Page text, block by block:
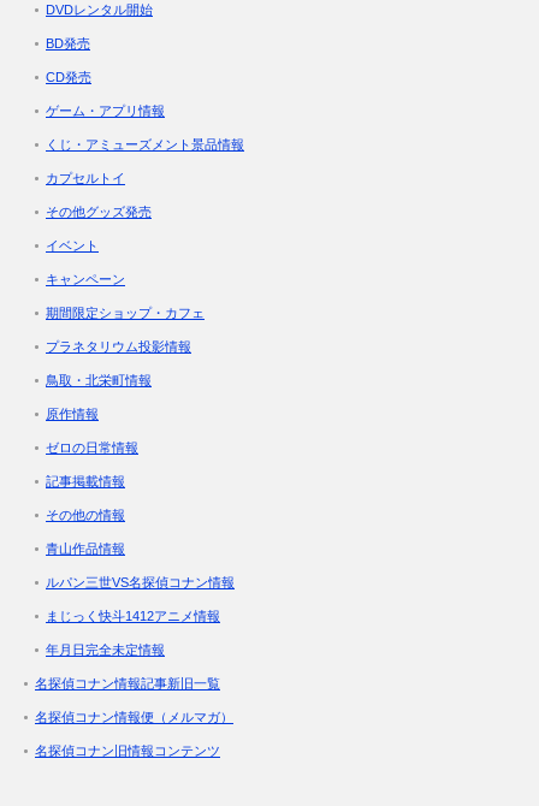
DVDレンタル開始
BD発売
CD発売
ゲーム・アプリ情報
くじ・アミューズメント景品情報
カプセルトイ
その他グッズ発売
イベント
キャンペーン
期間限定ショップ・カフェ
プラネタリウム投影情報
鳥取・北栄町情報
原作情報
ゼロの日常情報
記事掲載情報
その他の情報
青山作品情報
ルパン三世VS名探偵コナン情報
まじっく快斗1412アニメ情報
年月日完全未定情報
名探偵コナン情報記事新旧一覧
名探偵コナン情報便（メルマガ）
名探偵コナン旧情報コンテンツ